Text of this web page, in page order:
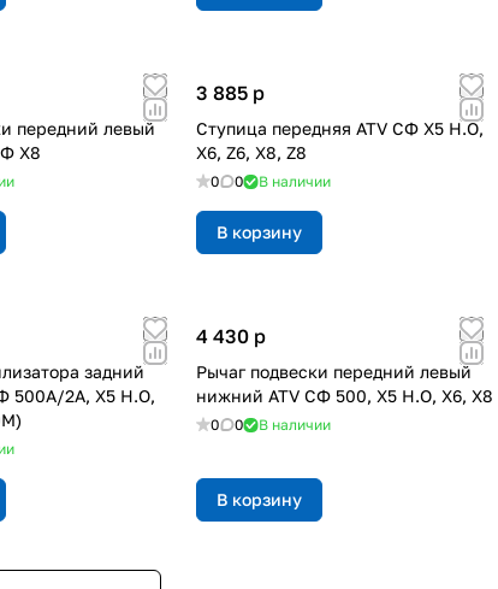
передний левый
X8
3 885 p
Ступица передняя ATV СФ X5 H.O,
X6, Z6, X8, Z8
0 0 В наличии
В корзину
задний
500A/2A, X5 H.O,
4 430 p
Рычаг подвески передний левый
нижний ATV СФ 500, X5 H.O, X6, X8
0 0 В наличии
В корзину